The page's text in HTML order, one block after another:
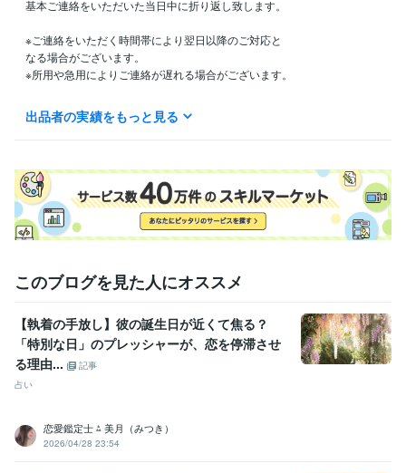
基本ご連絡をいただいた当日中に折り返し致します。
※ご連絡をいただく時間帯により翌日以降のご対応と
なる場合がございます。
※所用や急用によりご連絡が遅れる場合がございます。
ご迷惑をお掛け致しますが、ご理解の程何卒
よろしくお願い致します。
占い 遠隔ヒーリング タロット占い
占い・スピリチュアル 遠隔ヒーリング
タロットカード
癒しと笑顔 宇宙意識 レイキ
出品者の実績をもっと見る
このブログを見た人にオススメ
【執着の手放し】彼の誕生日が近くて焦る？
「特別な日」のプレッシャーが、恋を停滞させ
る理由...
記事
占い
恋愛鑑定士 ⁂ 美月（みつき）
2026/04/28 23:54